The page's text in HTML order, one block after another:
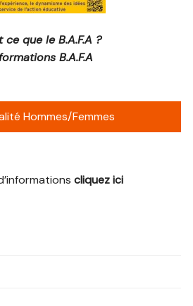
ce que le B.A.F.A ?
B.A.F.A
Hommes/Femmes
cliquez ici